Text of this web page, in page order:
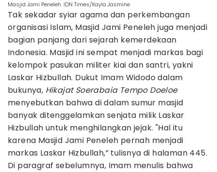
Masjid Jami Peneleh. IDN Times/Kayla Jasmine
Tak sekadar syiar agama dan perkembangan
organisasi Islam, Masjid Jami Peneleh juga menjadi
bagian panjang dari sejarah kemerdekaan
Indonesia. Masjid ini sempat menjadi markas bagi
kelompok pasukan militer kiai dan santri, yakni
Laskar Hizbullah. Dukut Imam Widodo dalam
bukunya, Hikajat Soerabaia Tempo Doeloe
menyebutkan bahwa di dalam sumur masjid
banyak ditenggelamkan senjata milik Laskar
Hizbullah untuk menghilangkan jejak. "Hal itu
karena Masjid Jami Peneleh pernah menjadi
markas Laskar Hizbullah,” tulisnya di halaman 445.
Di paragraf sebelumnya, Imam menulis bahwa